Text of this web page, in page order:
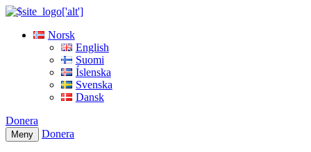
Norsk
English
Suomi
Íslenska
Svenska
Dansk
Donera
Meny Donera